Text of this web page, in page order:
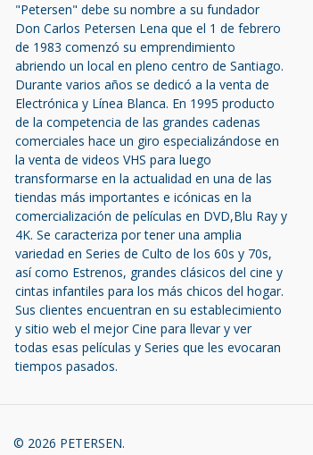
"Petersen" debe su nombre a su fundador
Don Carlos Petersen Lena que el 1 de febrero
de 1983 comenzó su emprendimiento
abriendo un local en pleno centro de Santiago.
Durante varios años se dedicó a la venta de
Electrónica y Línea Blanca. En 1995 producto
de la competencia de las grandes cadenas
comerciales hace un giro especializándose en
la venta de videos VHS para luego
transformarse en la actualidad en una de las
tiendas más importantes e icónicas en la
comercialización de películas en DVD,Blu Ray y
4K. Se caracteriza por tener una amplia
variedad en Series de Culto de los 60s y 70s,
así como Estrenos, grandes clásicos del cine y
cintas infantiles para los más chicos del hogar.
Sus clientes encuentran en su establecimiento
y sitio web el mejor Cine para llevar y ver
todas esas películas y Series que les evocaran
tiempos pasados.
© 2026 PETERSEN.